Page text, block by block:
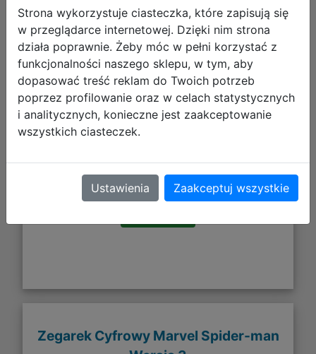
44,28 zł
Zegarek Cyfrowy Marvel Spider-man
Strona wykorzystuje ciasteczka, które zapisują się
w przeglądarce internetowej. Dzięki nim strona
działa poprawnie. Żeby móc w pełni korzystać z
funkcjonalności naszego sklepu, w tym, aby
dopasować treść reklam do Twoich potrzeb
poprzez profilowanie oraz w celach statystycznych
i analitycznych, konieczne jest zaakceptowanie
wszystkich ciasteczek.
Ustawienia Zaakceptuj wszystkie